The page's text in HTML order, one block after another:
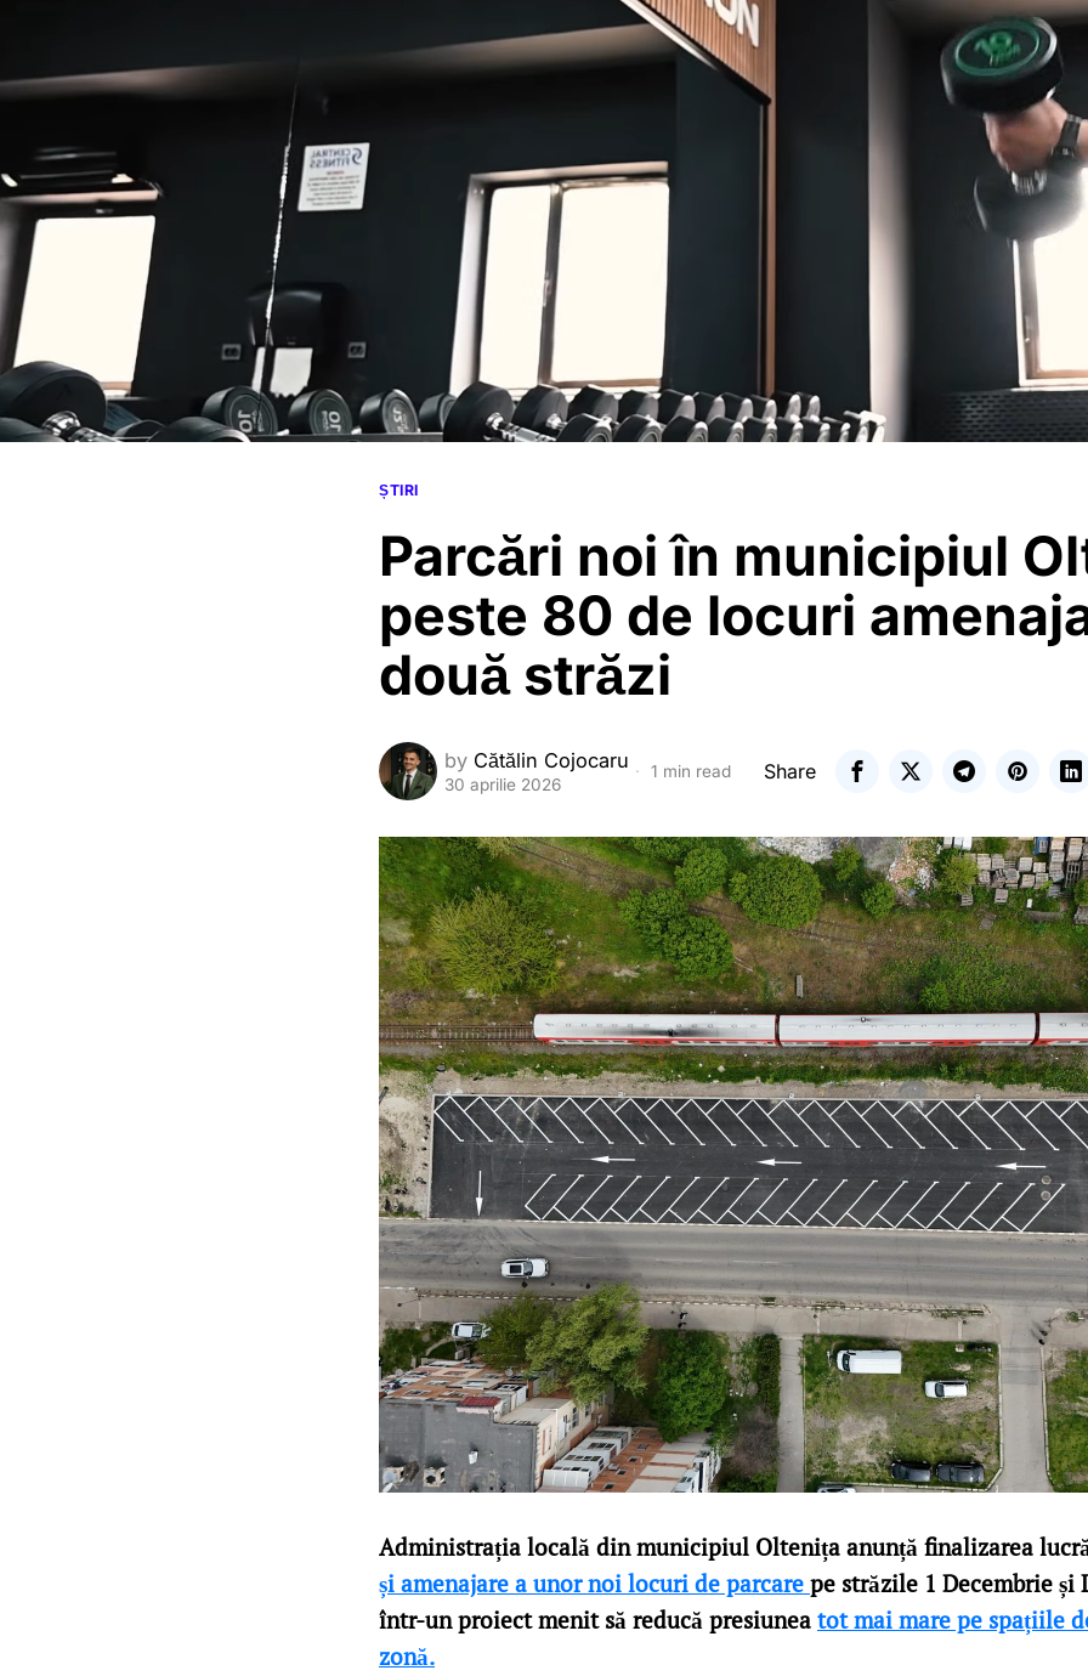
ȘTIRI
Parcări noi în municipiul
peste 80 de locuri
două străzi
by Cătălin Cojocaru
30 aprilie 2026
1 min read Share
Administrația locală din municipiul Oltenița anunță finalizarea
și amenajare a unor noi locuri de parcare pe străzile 1 Decembrie și
într-un proiect menit să reducă presiunea tot mai mare pe spațiile
zonă.